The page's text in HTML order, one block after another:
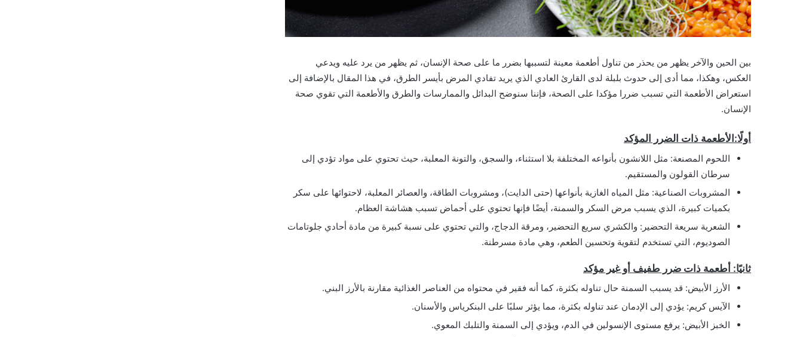
بين الحين والآخر يظهر من يحذر من تناول أطعمة معينة لتسببها بضرر ما على صحة الإنسان، ثم يظهر من يرد عليه ويدعي
العكس، وهكذا، مما أدى إلى حدوث بلبلة لدى القارئ العادي الذي يريد تفادي المرض بأيسر الطرق، في هذا المقال بالإضافة إلى
استعراض الأطعمة التي تسبب ضررا مؤكدا على الصحة، فإننا سنوضح البدائل والممارسات والطرق والأطعمة التي تقوي صحة
الإنسان.
أولًا:الأطعمة ذات الضرر المؤكد
اللحوم المصنعة: مثل اللانشون بأنواعه المختلفة بلا استثناء، والسجق، والتونة المعلبة، حيث تحتوي على مواد تؤدي إلى
سرطان القولون والمستقيم.
المشروبات الصناعية: مثل المياه الغازية بأنواعها (حتى الدايت)، ومشروبات الطاقة، والعصائر المعلبة، لاحتوائها على سكر
بكميات كبيرة، الذي يسبب مرض السكر والسمنة، أيضًا فإنها تحتوي على أحماض تسبب هشاشة العظام.
الشعرية سريعة التحضير: والكشري سريع التحضير، ومرقة الدجاج، والتي تحتوي على نسبة كبيرة من مادة أحادي جلوتامات
الصوديوم، التي تستخدم لتقوية وتحسين الطعم، وهي مادة مسرطنة.
ثانيًا: أطعمة ذات ضرر طفيف أو غير مؤكد
الأرز الأبيض: قد يسبب السمنة حال تناوله بكثرة، كما أنه فقير في محتواه من العناصر الغذائية مقارنة بالأرز البني.
الآيس كريم: يؤدي إلى الإدمان عند تناوله بكثرة، مما يؤثر سلبًا على البنكرياس والأسنان.
الخبز الأبيض: يرفع مستوى الإنسولين في الدم، ويؤدي إلى السمنة والتلبك المعوي.